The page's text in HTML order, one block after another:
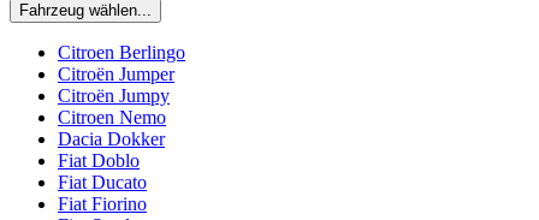
Fahrzeug wählen...
Citroen Berlingo
Citroën Jumper
Citroën Jumpy
Citroen Nemo
Dacia Dokker
Fiat Doblo
Fiat Ducato
Fiat Fiorino